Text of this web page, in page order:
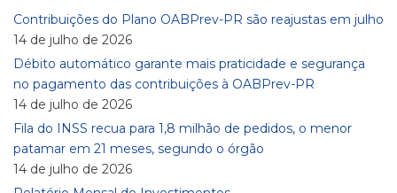
Contribuições do Plano OABPrev-PR são reajustas em julho
14 de julho de 2026
Débito automático garante mais praticidade e segurança
no pagamento das contribuições à OABPrev-PR
14 de julho de 2026
Fila do INSS recua para 1,8 milhão de pedidos, o menor
patamar em 21 meses, segundo o órgão
14 de julho de 2026